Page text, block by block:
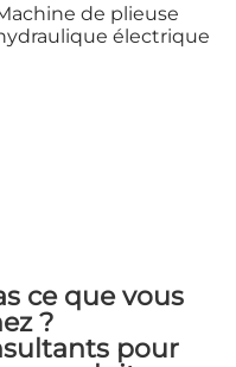
de plieuse
électrique
ce que vous
?
pour